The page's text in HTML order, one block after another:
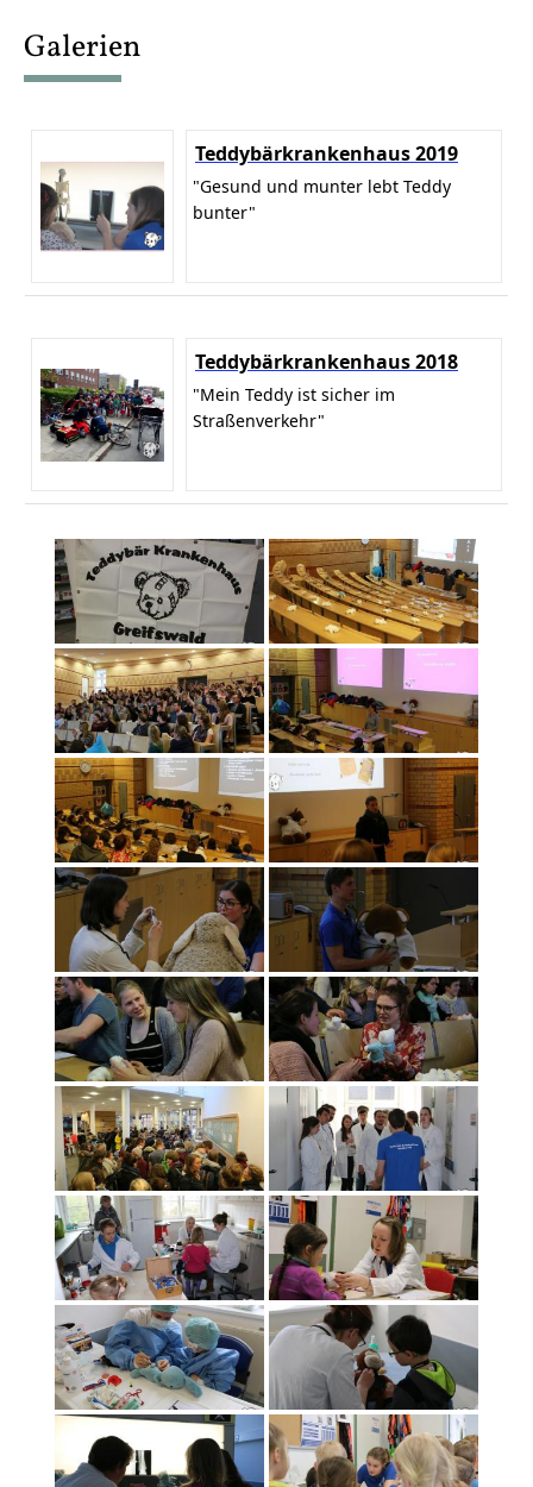
Galerien
Teddybärkrankenhaus 2019
"Gesund und munter lebt Teddy
bunter"
Teddybärkrankenhaus 2018
"Mein Teddy ist sicher im
Straßenverkehr"